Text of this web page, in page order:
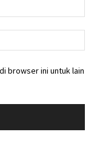
browser ini untuk lain